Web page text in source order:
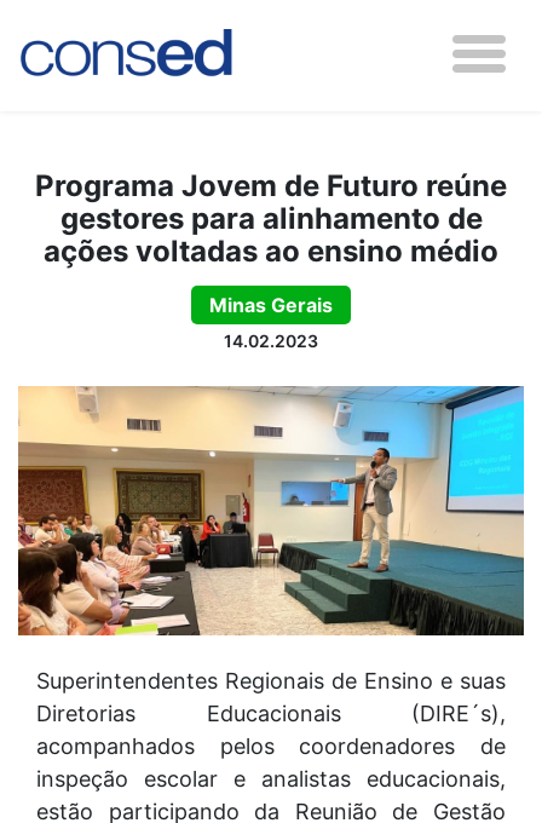
Programa Jovem de Futuro reúne
gestores para alinhamento de
ações voltadas ao ensino médio
Minas Gerais
14.02.2023
Superintendentes Regionais de Ensino e suas
Diretorias Educacionais (DIRE´s),
acompanhados pelos coordenadores de
inspeção escolar e analistas educacionais,
estão participando da Reunião de Gestão